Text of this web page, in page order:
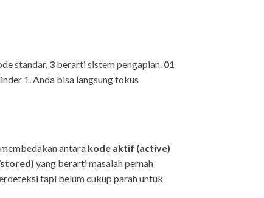
standar. 3berarti sistem pengapian. 01
1. Anda bisa langsung fokus
antara kode aktif (active)
yang berarti masalah pernah
tapi belum cukup parah untuk